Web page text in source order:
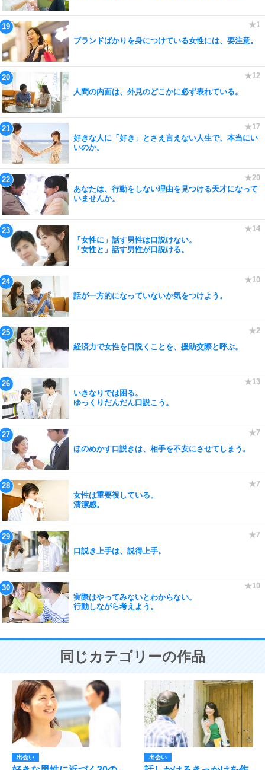
ブランドばかりを身につけている女性には、要注意。
人間の内面は、外見のどこかに必ず表れている。
好きな人に「好き」とさえ言えない人生で、本当にい
いのか。
あなたは、行動をしない理由を見つける天才になって
いませんか。
「女性に」話す男性は口説けない。
「女性と」話す男性が口説ける。
話が一方的になっていないか気をつけよう。
経済力で女性を口説くことを、援助交際と呼ぶ。
いきなりでは困る。
ゆっくりだんだん口説こう。
ほのめかす口説きは、相手を不安にさせてしまう。
女性は重要視している。
清潔感。
口説き上手は、説得上手。
実際はやってみないとわからない。
行動しながら考えよう。
同じカテゴリーの作品
出会い 出会い